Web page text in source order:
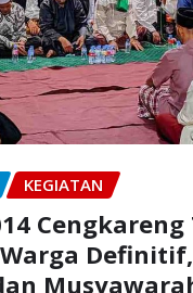
KEGIATAN
Definitif,